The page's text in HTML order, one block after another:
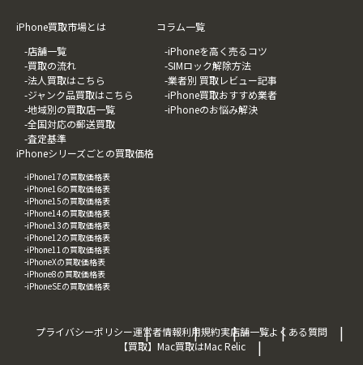
iPhone買取市場とは
-店舗一覧
-買取の流れ
-法人買取はこちら
-ジャンク品買取はこちら
-地域別の買取店一覧
-全国対応の郵送買取
-査定基準
コラム一覧
-iPhoneを高く売るコツ
-SIMロック解除方法
-業者別 買取レビュー記事
-iPhone買取おすすめ業者
-iPhoneのお悩み解決
iPhoneシリーズごとの買取価格
-iPhone17の買取価格表
-iPhone16の買取価格表
-iPhone15の買取価格表
-iPhone14の買取価格表
-iPhone13の買取価格表
-iPhone12の買取価格表
-iPhone11の買取価格表
-iPhoneXの買取価格表
-iPhone8の買取価格表
-iPhoneSEの買取価格表
プライバシーポリシー運営者情報利用規約実店舗一覧よくある質問
【買取】Mac買取はMac Relic